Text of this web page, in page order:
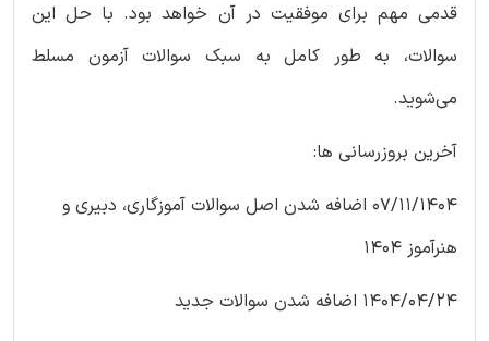
قدمی مهم برای موفقیت در آن خواهد بود. با حل این
سوالات، به طور کامل به سبک سوالات آزمون مسلط
می‌شوید.
آخرین بروزرسانی ها:
07/11/1404 اضافه شدن اصل سوالات آموزگاری، دبیری و
هنرآموز 1404
1404/04/24 اضافه شدن سوالات جدید